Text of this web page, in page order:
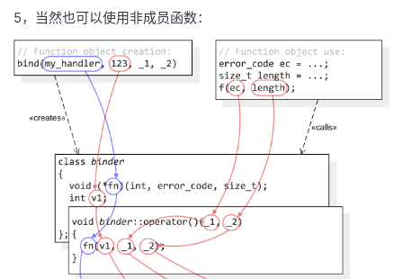
5，当然也可以使用非成员函数：